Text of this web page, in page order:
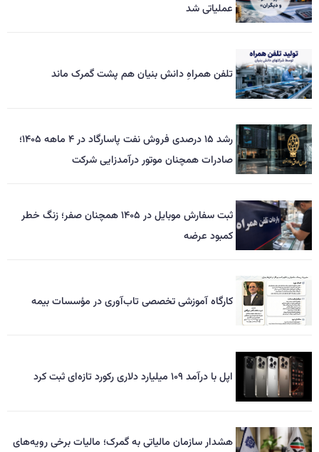
عملیاتی شد
تلفن همراهِ دانش بنیان هم پشت گمرک ماند
رشد ۱۵ درصدی فروش نفت پاسارگاد در ۴ ماهه ۱۴۰۵؛
صادرات همچنان موتور درآمدزایی شرکت
ثبت سفارش موبایل در ۱۴۰۵ همچنان صفر؛ زنگ خطر
کمبود عرضه
کارگاه آموزشی تخصصی تاب‌آوری در مؤسسات بیمه
اپل با درآمد ۱۰۹ میلیارد دلاری رکورد تازه‌ای ثبت کرد
هشدار سازمان مالیاتی به گمرک؛ مالیات برخی رویه‌های